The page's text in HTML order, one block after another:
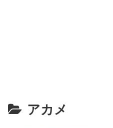
アカメ